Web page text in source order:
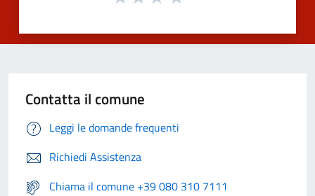
Contatta il comune
Leggi le domande frequenti
Richiedi Assistenza
Chiama il comune +39 080 310 7111